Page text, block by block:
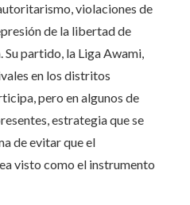
violaciones de
de la libertad de
Su partido, la Liga Awami,
en los distritos
pero en algunos de
estrategia que se
de evitar que el
visto como el instrumento